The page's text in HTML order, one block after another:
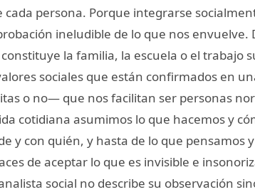
cada persona. Porque integrarse
ineludible de lo que nos envuelve.
la familia, la escuela o el trabajo
sociales que están confirmados en
o no— que nos facilitan ser personas
cotidiana asumimos lo que hacemos y
y con quién, y hasta de lo que pensamos y
de aceptar lo que es invisible e
social no describe su observación